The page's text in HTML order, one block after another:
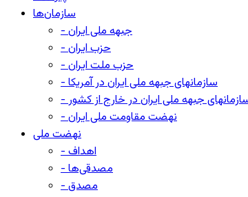
سازمان‌ها
- جبهه ملی ایران
- حزب ایران
- حزب ملت ایران
- سازمانهای جبهه ملی ایران در آمریکا
جبهه ملی ایران در خارج از کشور
- نهضت مقاومت ملی ایران
نهضت ملی
- اهداف
- مصدقی‌ها
- مصدق